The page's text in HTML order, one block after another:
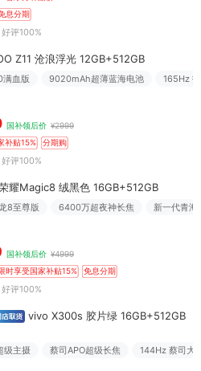
息分期
好评100%
Z11 沧浪浮光 12GB+512GB
血版 9020mAh超薄蓝海电池 165Hz
国补领后价 ¥2999
补贴15%
分期购
好评100%
耀Magic8 绒黑色 16GB+512GB
8至尊版 6400万超夜神长焦 新一代青海
国补领后价 ¥4999
时享受国家补贴15% 免息分期
好评100%
vivo X300s 胶片绿 16GB+512GB
级主摄 蔡司APO超级长焦 144Hz 蔡司大